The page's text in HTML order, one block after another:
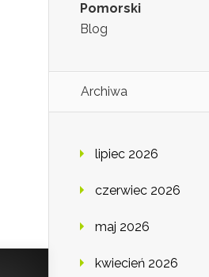
Pomorski
Blog
Archiwa
lipiec 2026
czerwiec 2026
maj 2026
kwiecień 2026